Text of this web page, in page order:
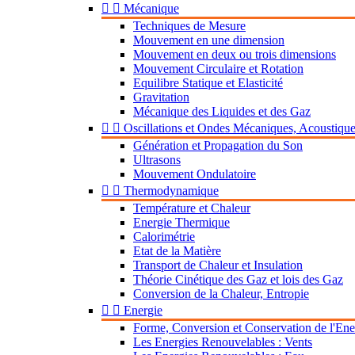
  Mécanique
Techniques de Mesure
Mouvement en une dimension
Mouvement en deux ou trois dimensions
Mouvement Circulaire et Rotation
Equilibre Statique et Elasticité
Gravitation
Mécanique des Liquides et des Gaz
  Oscillations et Ondes Mécaniques, Acoustique
Génération et Propagation du Son
Ultrasons
Mouvement Ondulatoire
  Thermodynamique
Température et Chaleur
Energie Thermique
Calorimétrie
Etat de la Matière
Transport de Chaleur et Insulation
Théorie Cinétique des Gaz et lois des Gaz
Conversion de la Chaleur, Entropie
  Energie
Forme, Conversion et Conservation de
Les Energies Renouvelables : Vents